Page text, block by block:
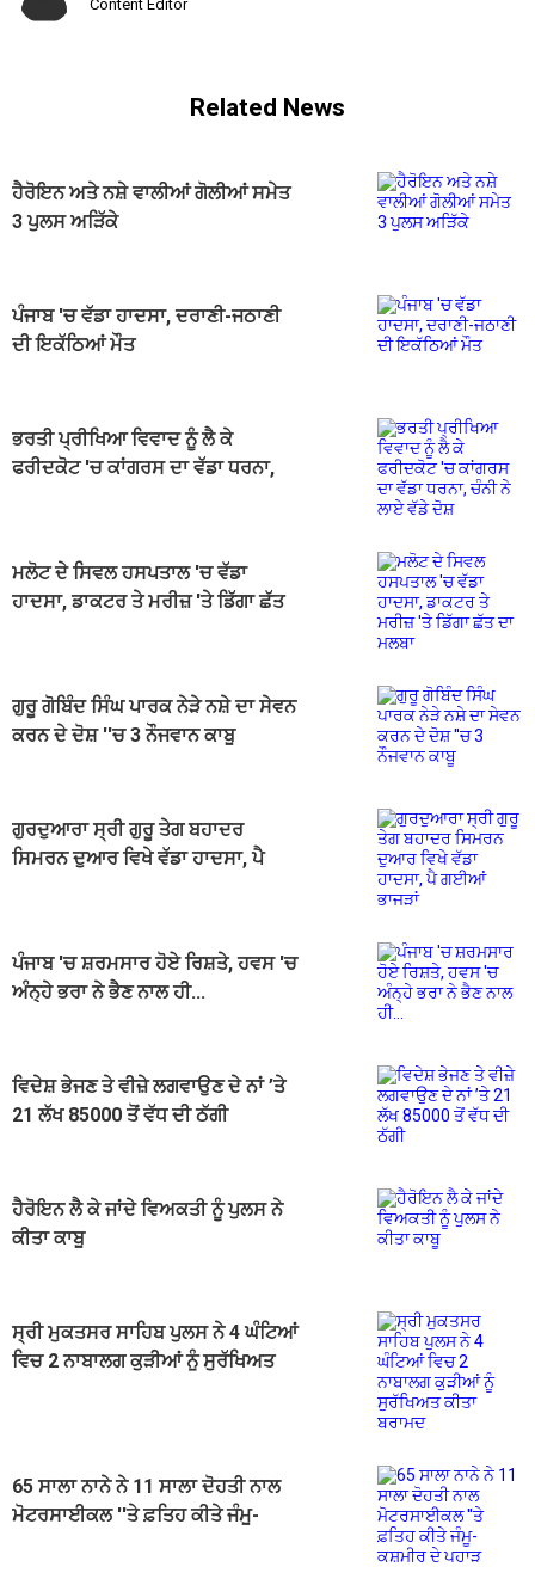
Content Editor
Related News
ਹੈਰੋਇਨ ਅਤੇ ਨਸ਼ੇ ਵਾਲੀਆਂ ਗੋਲੀਆਂ ਸਮੇਤ
3 ਪੁਲਸ ਅੜਿੱਕੇ
ਪੰਜਾਬ 'ਚ ਵੱਡਾ ਹਾਦਸਾ, ਦਰਾਣੀ-ਜਠਾਣੀ
ਦੀ ਇਕੱਠਿਆਂ ਮੌਤ
ਭਰਤੀ ਪ੍ਰੀਖਿਆ ਵਿਵਾਦ ਨੂੰ ਲੈ ਕੇ
ਫਰੀਦਕੋਟ 'ਚ ਕਾਂਗਰਸ ਦਾ ਵੱਡਾ ਧਰਨਾ,
ਮਲੋਟ ਦੇ ਸਿਵਲ ਹਸਪਤਾਲ 'ਚ ਵੱਡਾ
ਹਾਦਸਾ, ਡਾਕਟਰ ਤੇ ਮਰੀਜ਼ 'ਤੇ ਡਿੱਗਾ ਛੱਤ
ਗੁਰੂ ਗੋਬਿੰਦ ਸਿੰਘ ਪਾਰਕ ਨੇੜੇ ਨਸ਼ੇ ਦਾ ਸੇਵਨ
ਕਰਨ ਦੇ ਦੋਸ਼ ''ਚ 3 ਨੌਜਵਾਨ ਕਾਬੂ
ਗੁਰਦੁਆਰਾ ਸ੍ਰੀ ਗੁਰੂ ਤੇਗ ਬਹਾਦਰ
ਸਿਮਰਨ ਦੁਆਰ ਵਿਖੇ ਵੱਡਾ ਹਾਦਸਾ, ਪੈ
ਪੰਜਾਬ 'ਚ ਸ਼ਰਮਸਾਰ ਹੋਏ ਰਿਸ਼ਤੇ, ਹਵਸ 'ਚ
ਅੰਨ੍ਹੇ ਭਰਾ ਨੇ ਭੈਣ ਨਾਲ ਹੀ...
ਵਿਦੇਸ਼ ਭੇਜਣ ਤੇ ਵੀਜ਼ੇ ਲਗਵਾਉਣ ਦੇ ਨਾਂ ’ਤੇ
21 ਲੱਖ 85000 ਤੋਂ ਵੱਧ ਦੀ ਠੱਗੀ
ਹੈਰੋਇਨ ਲੈ ਕੇ ਜਾਂਦੇ ਵਿਅਕਤੀ ਨੂੰ ਪੁਲਸ ਨੇ
ਕੀਤਾ ਕਾਬੂ
ਸ੍ਰੀ ਮੁਕਤਸਰ ਸਾਹਿਬ ਪੁਲਸ ਨੇ 4 ਘੰਟਿਆਂ
ਵਿਚ 2 ਨਾਬਾਲਗ ਕੁੜੀਆਂ ਨੂੰ ਸੁਰੱਖਿਅਤ
65 ਸਾਲਾ ਨਾਨੇ ਨੇ 11 ਸਾਲਾ ਦੋਹਤੀ ਨਾਲ
ਮੋਟਰਸਾਈਕਲ ''ਤੇ ਫ਼ਤਿਹ ਕੀਤੇ ਜੰਮੂ-